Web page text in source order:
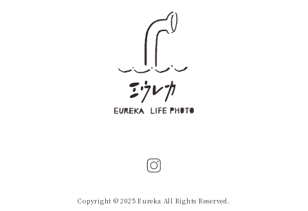
Copyright © 2025 Eureka All Rights Reserved.